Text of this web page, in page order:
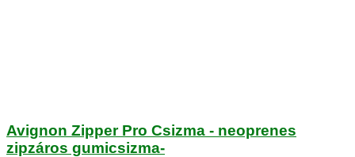
Avignon Zipper Pro Csizma - neoprenes
zipzáros gumicsizma-